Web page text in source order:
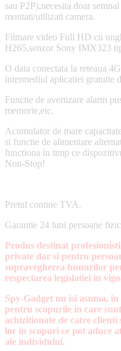
sau P2P),necesita doar
montati/utilizati camera.
Filmare video Full HD cu
H265,senzor Sony IMX323
O data conectata la reteaua
intermediul aplicatiei gratuite
Functie de avertizare alarm
memorie,etc.
Acumulator de mare
si functie de alimentare
functiona in timp ce
Non-Stop!
Pretul contine TVA.
Garantie 24 luni persoane
Produs destinat
private dar si pentru
supravegherea bunurilor
respectarea legislatiei in
Spy-Gadget nu isi asuma,
pentru scopurile in care
achizitionate de catre
lor in scopuri ce pot aduce
ale individului.